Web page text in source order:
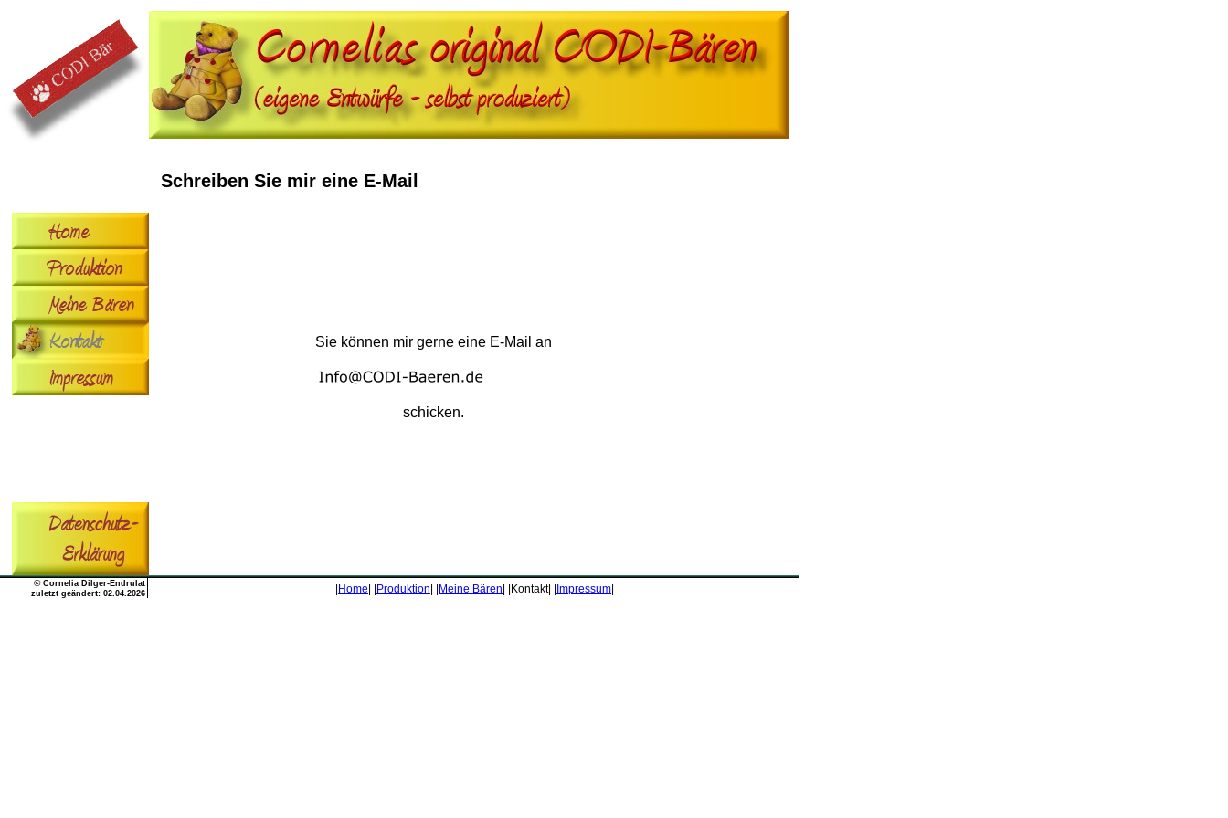
Schreiben Sie mir eine E-Mail
Sie können mir gerne eine E-Mail an
schicken.
©Cornelia Dilger-Endrulat
zuletzt geändert: 02.04.2026
Home Produktion Meine Bären | |Kontakt| | Impressum